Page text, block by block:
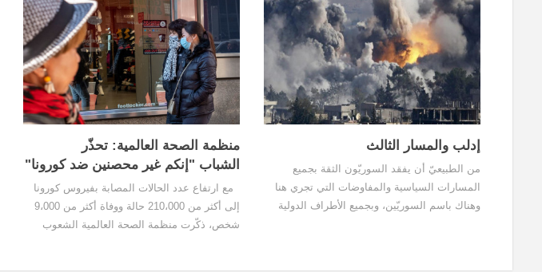
إدلب والمسار الثالث
من الطبيعيّ أن يفقد السوريّون الثقة بجميع
المسارات السياسية والمفاوضات التي تجري هنا
وهناك باسم السوريّين، وبجميع الأطراف الدولية
منظمة الصحة العالمية: تحذّر
الشباب "إنكم غير محصنين ضد كورونا"
مع ارتفاع عدد الحالات المصابة بفيروس كورونا
إلى أكثر من 210،000 حالة ووفاة أكثر من 9،000
شخص، ذكّرت منظمة الصحة العالمية الشعوب